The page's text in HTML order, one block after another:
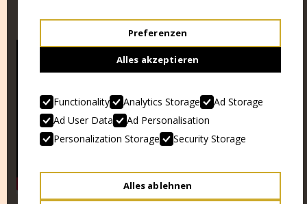
Preferenzen
Alles akzeptieren
Functionality Analytics Storage
Ad Storage
Ad User Data
Ad Personalisation
Personalization Storage
Security Storage
Alles ablehnen